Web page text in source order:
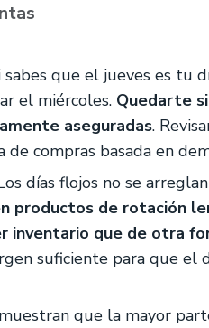
sabes que el jueves es tu
el miércoles. Quedarte
aseguradas.
compras basada en
días flojos no se
productos de rotación
inventario que de otra
suficiente para que el
que la mayor